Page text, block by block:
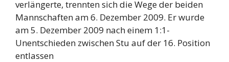
verlängerte, trennten sich die Wege der beiden
Mannschaften am 6. Dezember 2009. Er wurde
am 5. Dezember 2009 nach einem 1:1-
Unentschieden zwischen Stu auf der 16. Position
entlassen